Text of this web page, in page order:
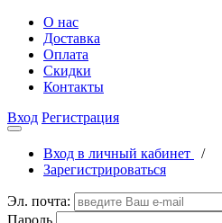
О нас
Доставка
Оплата
Скидки
Контакты
Вход Регистрация
Вход в личный кабинет
/
Зарегистрироваться
Эл. почта:
Пароль